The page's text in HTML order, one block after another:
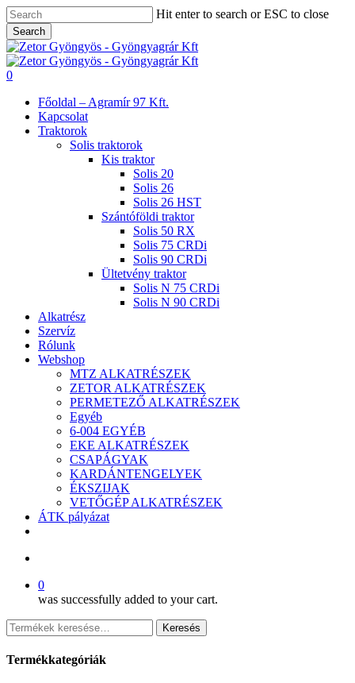
Skip
to
main
content
Hit enter to search or ESC to close
Search
Close
Search
search
0
Főoldal – Agramír 97 Kft.
Kapcsolat
Traktorok
Solis traktorok
Kis traktor
Solis 20
Solis 26
Solis 26 HST
Szántóföldi traktor
Solis 50 RX
Solis 75 CRDi
Solis 90 CRDi
Ültetvény traktor
Solis N 75 CRDi
Solis N 90 CRDi
Alkatrész
Szervíz
Rólunk
Webshop
MTZ ALKATRÉSZEK
ZETOR ALKATRÉSZEK
PERMETEZŐ ALKATRÉSZEK
Egyéb
6-004 EGYÉB
EKE ALKATRÉSZEK
CSAPÁGYAK
KARDÁNTENGELYEK
ÉKSZIJAK
VETŐGÉP ALKATRÉSZEK
ÁTK pályázat
0
was successfully added to your cart.
Keresés
a
következőre:
Keresés
Termékkategóriák